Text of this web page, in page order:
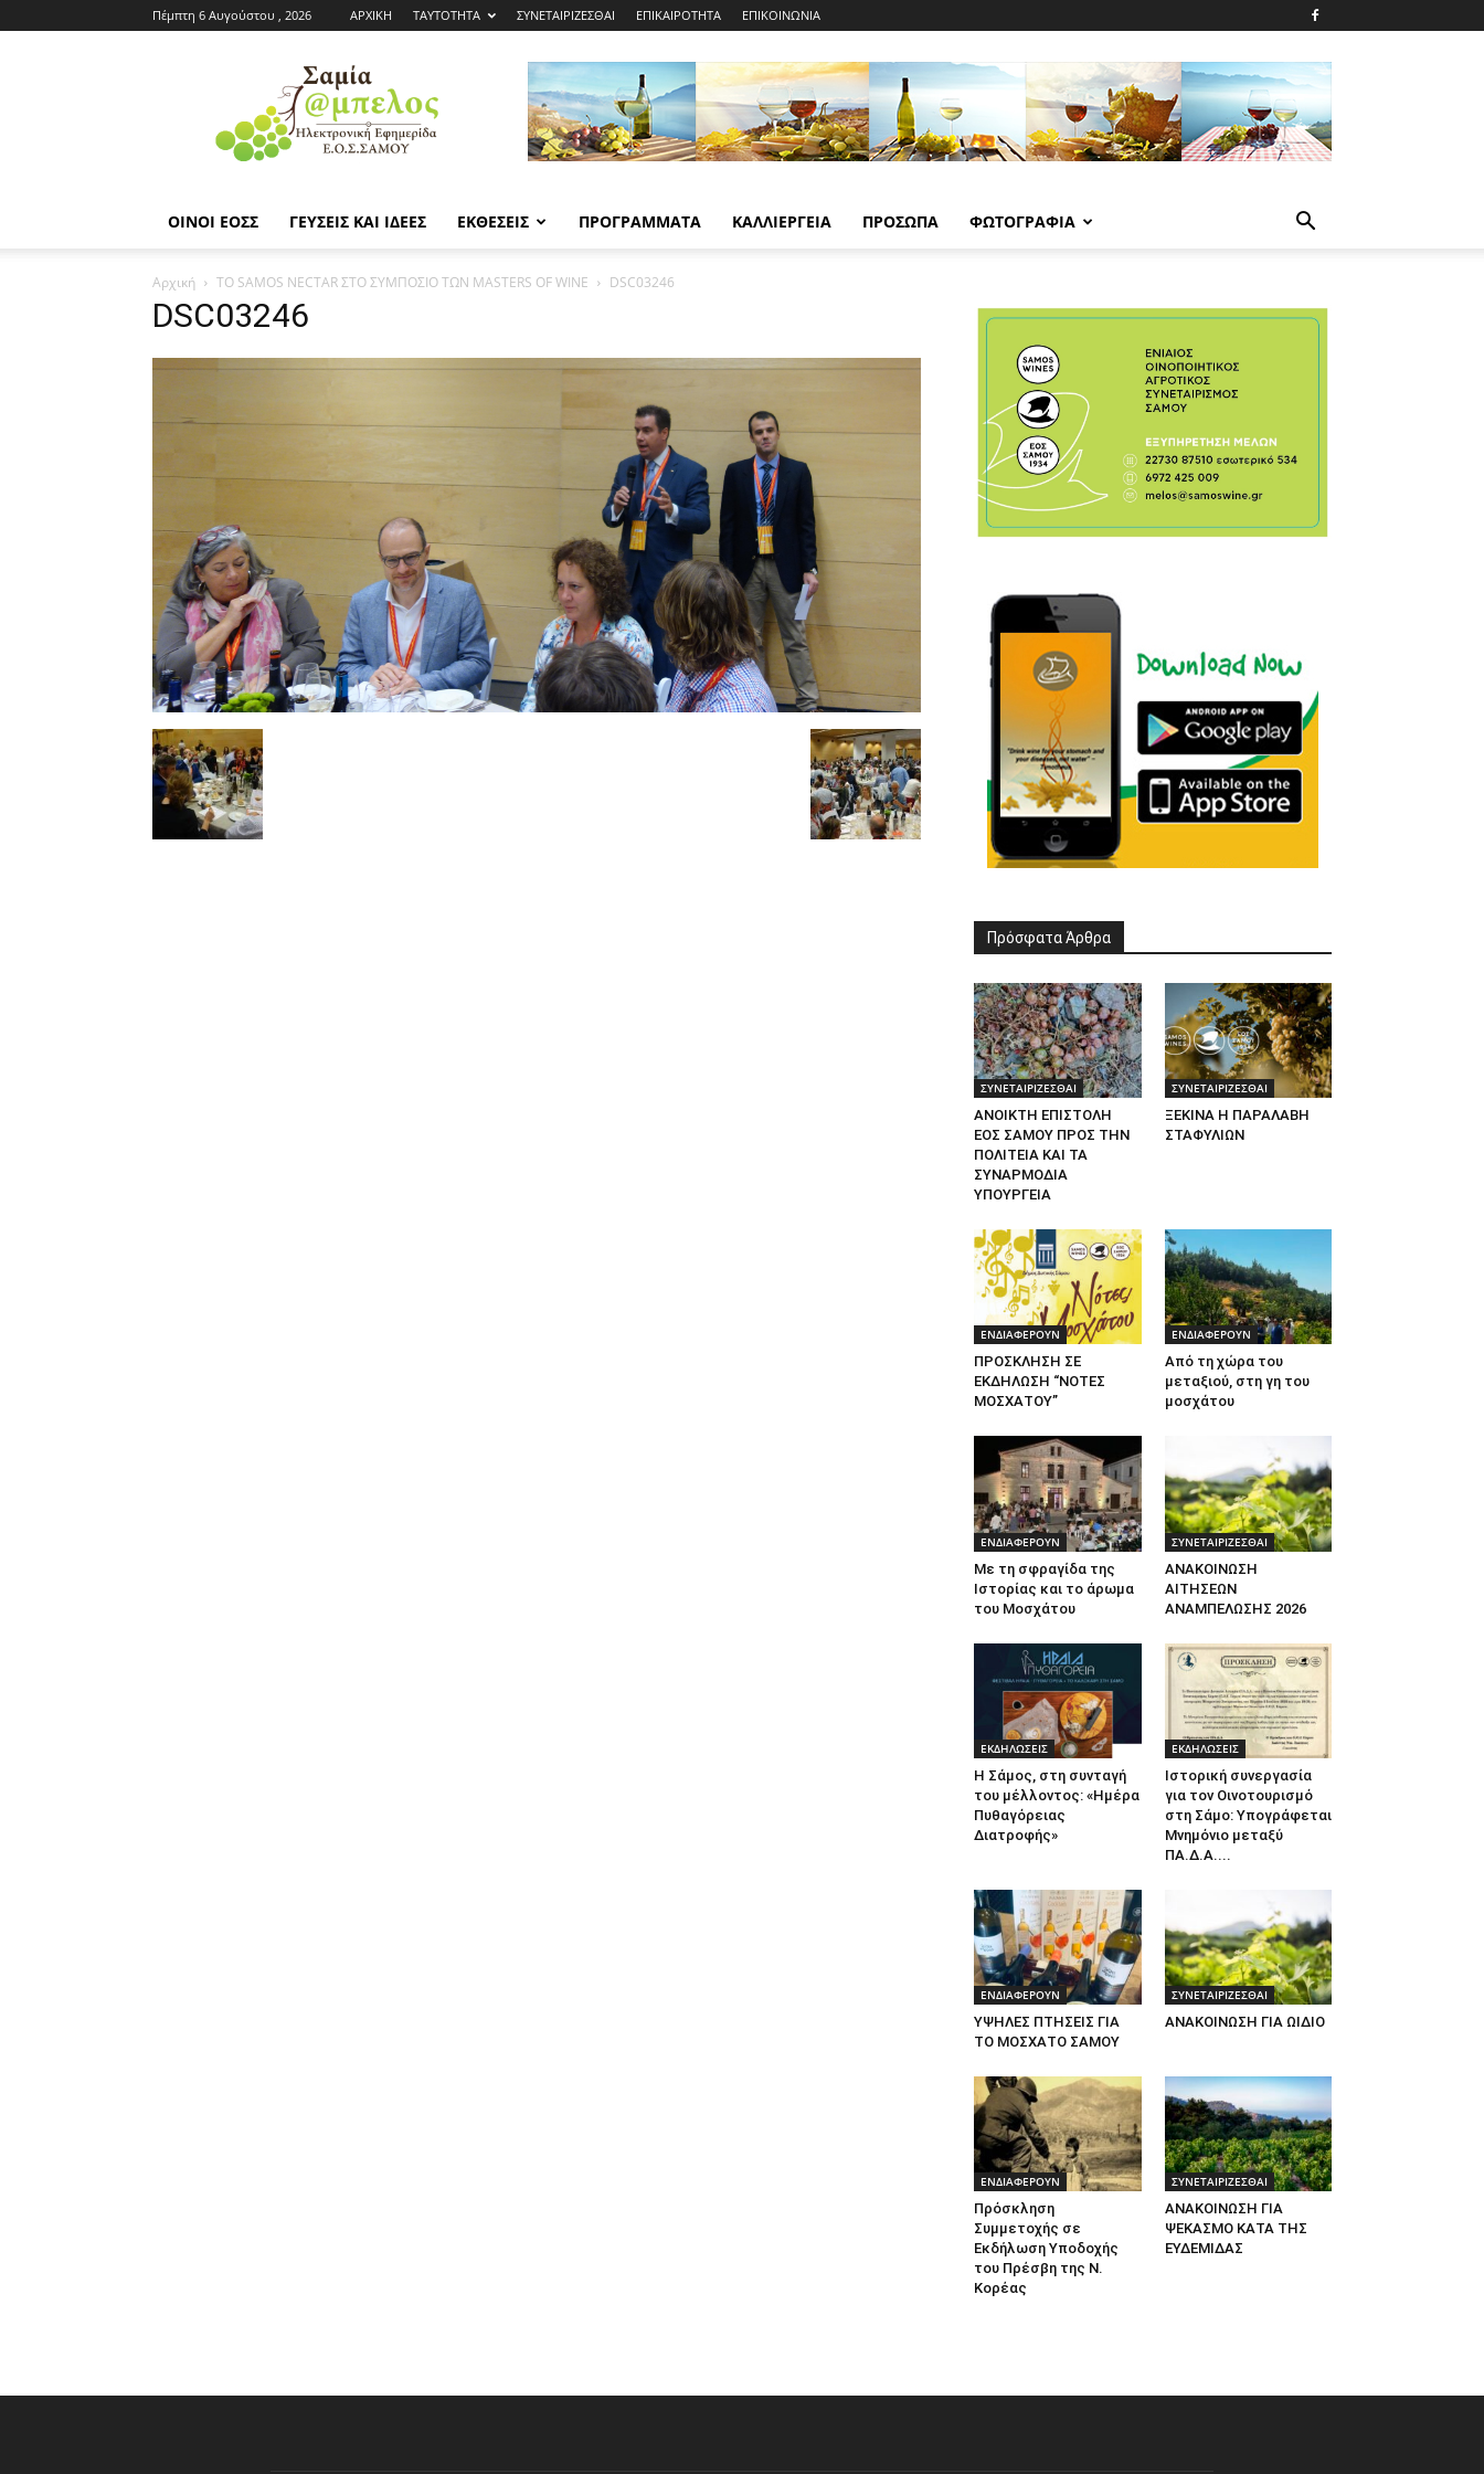
Πέμπτη 6 Αυγούστου , 2026 ΑΡΧΙΚΗ ΤΑΥΤΟΤΗΤΑ ΣΥΝΕΤΑΙΡΙΖΕΣΘΑΙ ΕΠΙΚΑΙΡΟΤΗΤΑ ΕΠΙΚΟΙΝΩΝΙΑ
Εφημερίδα
ΕΟΣΣ
|
Σαμία
ΟΙΝΟΙ ΕΟΣΣ ΓΕΥΣΕΙΣ ΚΑΙ ΙΔΕΕΣ ΕΚΘΕΣΕΙΣ ΠΡΟΓΡΑΜΜΑΤΑ ΚΑΛΛΙΕΡΓΕΙΑ ΠΡΟΣΩΠΑ ΦΩΤΟΓΡΑΦΙΑ
Αρχική ΤΟ SAMOS NECTAR ΣΤΟ ΣΥΜΠΟΣΙΟ ΤΩΝ MASTERS OF WINE DSC03246
DSC03246
Πρόσφατα Άρθρα
ΣΥΝΕΤΑΙΡΙΖΕΣΘΑΙ
ΑΝΟΙΚΤΗ ΕΠΙΣΤΟΛΗ
ΕΟΣ ΣΑΜΟΥ ΠΡΟΣ ΤΗΝ
ΠΟΛΙΤΕΙΑ ΚΑΙ ΤΑ
ΣΥΝΑΡΜΟΔΙΑ
ΥΠΟΥΡΓΕΙΑ
ΣΥΝΕΤΑΙΡΙΖΕΣΘΑΙ
ΞΕΚΙΝΑ Η ΠΑΡΑΛΑΒΗ
ΣΤΑΦΥΛΙΩΝ
ΕΝΔΙΑΦΕΡΟΥΝ
ΠΡΟΣΚΛΗΣΗ ΣΕ
ΕΚΔΗΛΩΣΗ “ΝΟΤΕΣ
ΜΟΣΧΑΤΟΥ”
ΕΝΔΙΑΦΕΡΟΥΝ
Από τη χώρα του
μεταξιού, στη γη του
μοσχάτου
ΕΝΔΙΑΦΕΡΟΥΝ
Με τη σφραγίδα της
Ιστορίας και το άρωμα
του Μοσχάτου
ΣΥΝΕΤΑΙΡΙΖΕΣΘΑΙ
ΑΝΑΚΟΙΝΩΣΗ
ΑΙΤΗΣΕΩΝ
ΑΝΑΜΠΕΛΩΣΗΣ 2026
ΕΚΔΗΛΩΣΕΙΣ
Η Σάμος, στη συνταγή
του μέλλοντος: «Ημέρα
Πυθαγόρειας
Διατροφής»
ΕΚΔΗΛΩΣΕΙΣ
Ιστορική συνεργασία
για τον Οινοτουρισμό
στη Σάμο: Υπογράφεται
Μνημόνιο μεταξύ
ΠΑ.Δ.Α....
ΕΝΔΙΑΦΕΡΟΥΝ
ΥΨΗΛΕΣ ΠΤΗΣΕΙΣ ΓΙΑ
ΤΟ ΜΟΣΧΑΤΟ ΣΑΜΟΥ
ΣΥΝΕΤΑΙΡΙΖΕΣΘΑΙ
ΑΝΑΚΟΙΝΩΣΗ ΓΙΑ ΩΙΔΙΟ
ΕΝΔΙΑΦΕΡΟΥΝ
Πρόσκληση
Συμμετοχής σε
Εκδήλωση Υποδοχής
του Πρέσβη της Ν.
Κορέας
ΣΥΝΕΤΑΙΡΙΖΕΣΘΑΙ
ΑΝΑΚΟΙΝΩΣΗ ΓΙΑ
ΨΕΚΑΣΜΟ ΚΑΤΑ ΤΗΣ
ΕΥΔΕΜΙΔΑΣ